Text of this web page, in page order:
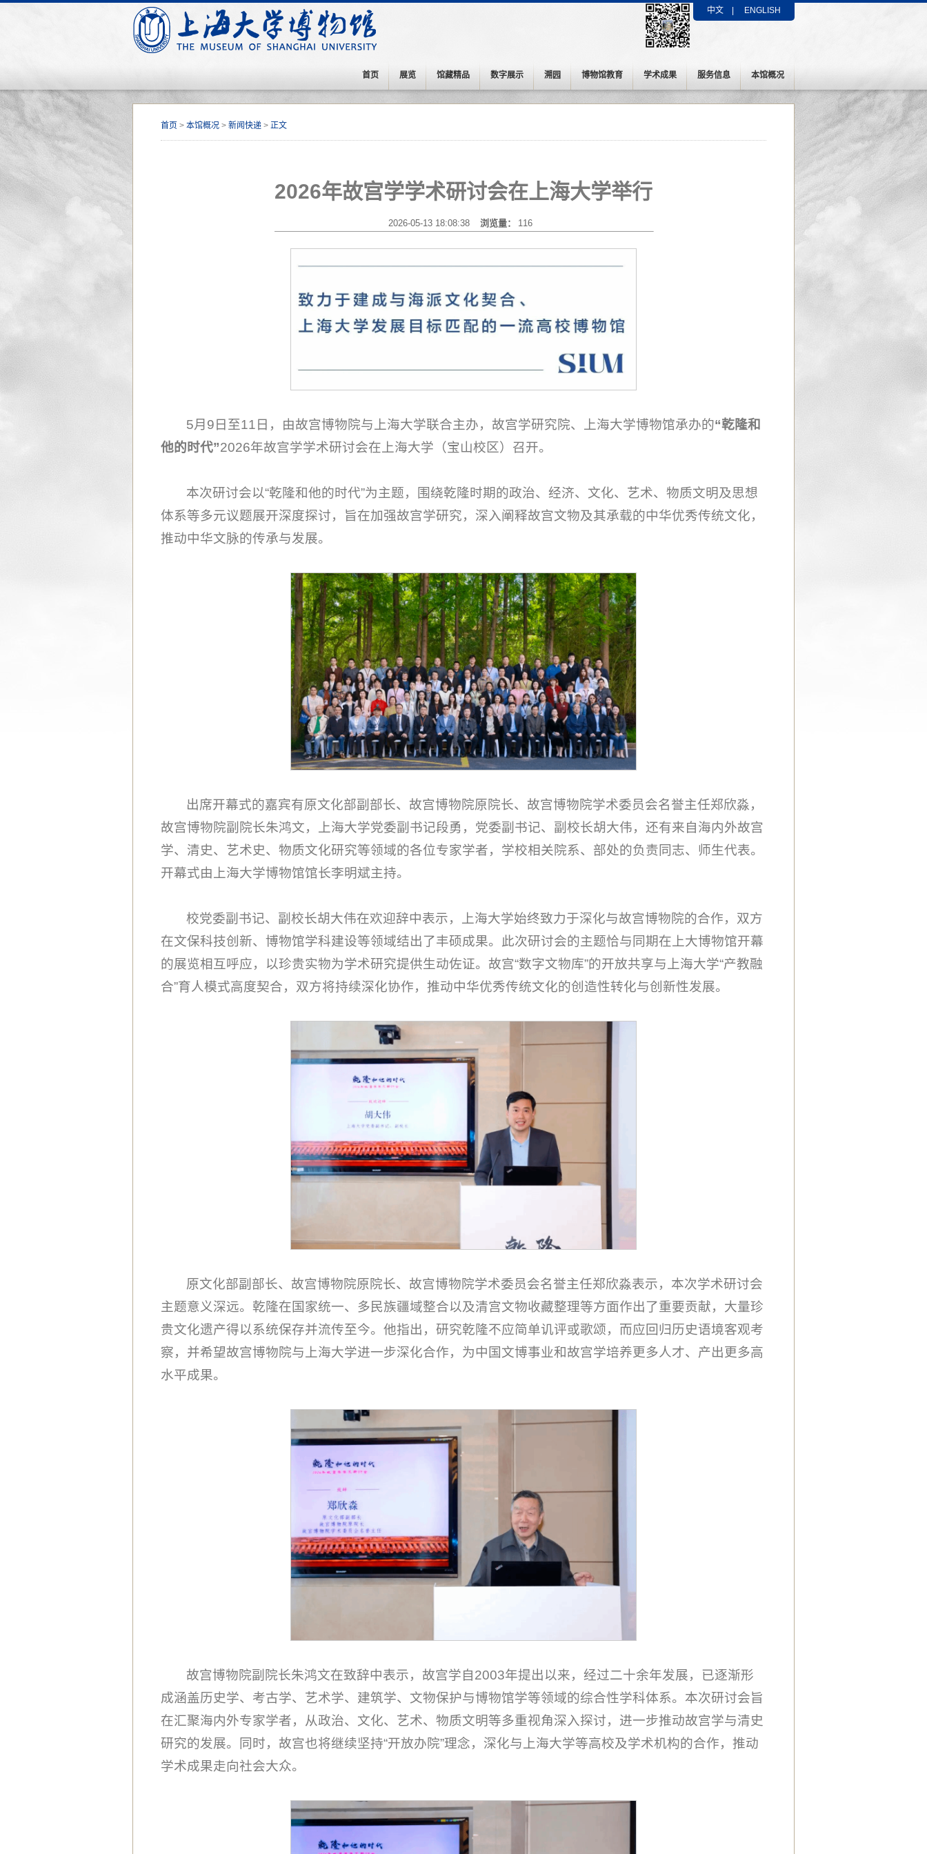
中文 ENGLISH
首页 展览 馆藏精品 数字展示 溯园 博物馆教育 学术成果 服务信息 本馆概况
首页 > 本馆概况 > 新闻快递 > 正文
2026年故宫学学术研讨会在上海大学举行
2026-05-13 18:08:38 浏览量： 116
5月9日至11日，由故宫博物院与上海大学联合主办，故宫学研究院、上海大学博物馆承办的“乾隆和
他的时代”2026年故宫学学术研讨会在上海大学（宝山校区）召开。
本次研讨会以“乾隆和他的时代”为主题，围绕乾隆时期的政治、经济、文化、艺术、物质文明及思想
体系等多元议题展开深度探讨，旨在加强故宫学研究，深入阐释故宫文物及其承载的中华优秀传统文化，
推动中华文脉的传承与发展。
出席开幕式的嘉宾有原文化部副部长、故宫博物院原院长、故宫博物院学术委员会名誉主任郑欣淼，
故宫博物院副院长朱鸿文，上海大学党委副书记段勇，党委副书记、副校长胡大伟，还有来自海内外故宫
学、清史、艺术史、物质文化研究等领域的各位专家学者，学校相关院系、部处的负责同志、师生代表。
开幕式由上海大学博物馆馆长李明斌主持。
校党委副书记、副校长胡大伟在欢迎辞中表示，上海大学始终致力于深化与故宫博物院的合作，双方
在文保科技创新、博物馆学科建设等领域结出了丰硕成果。此次研讨会的主题恰与同期在上大博物馆开幕
的展览相互呼应，以珍贵实物为学术研究提供生动佐证。故宫“数字文物库”的开放共享与上海大学“产教融
合”育人模式高度契合，双方将持续深化协作，推动中华优秀传统文化的创造性转化与创新性发展。
原文化部副部长、故宫博物院原院长、故宫博物院学术委员会名誉主任郑欣淼表示，本次学术研讨会
主题意义深远。乾隆在国家统一、多民族疆域整合以及清宫文物收藏整理等方面作出了重要贡献，大量珍
贵文化遗产得以系统保存并流传至今。他指出，研究乾隆不应简单讥评或歌颂，而应回归历史语境客观考
察，并希望故宫博物院与上海大学进一步深化合作，为中国文博事业和故宫学培养更多人才、产出更多高
水平成果。
故宫博物院副院长朱鸿文在致辞中表示，故宫学自2003年提出以来，经过二十余年发展，已逐渐形
成涵盖历史学、考古学、艺术学、建筑学、文物保护与博物馆学等领域的综合性学科体系。本次研讨会旨
在汇聚海内外专家学者，从政治、文化、艺术、物质文明等多重视角深入探讨，进一步推动故宫学与清史
研究的发展。同时，故宫也将继续坚持“开放办院”理念，深化与上海大学等高校及学术机构的合作，推动
学术成果走向社会大众。